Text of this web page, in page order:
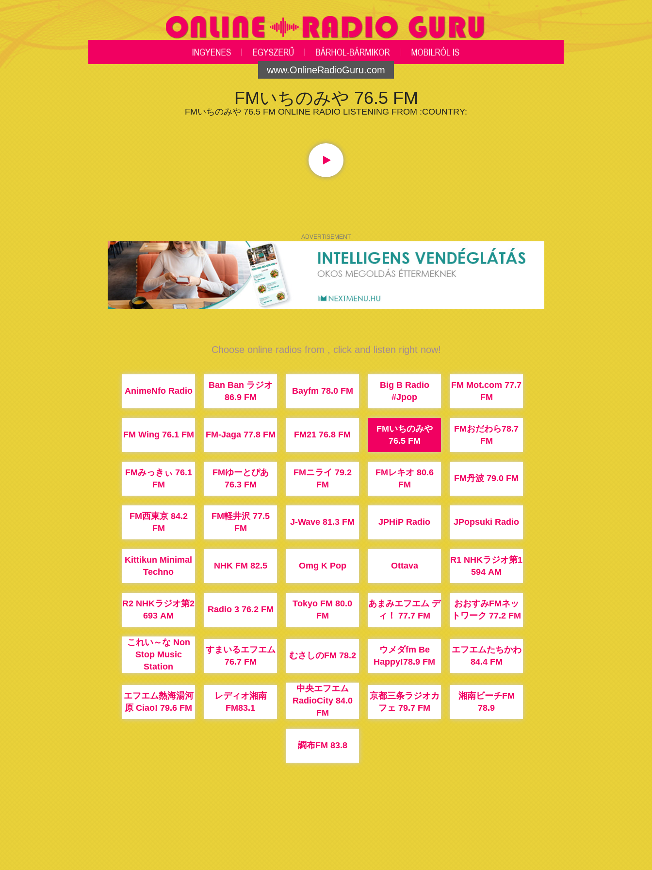
www.OnlineRadioGuru.com
FMいちのみや 76.5 FM
FMいちのみや 76.5 FM ONLINE RADIO LISTENING FROM :COUNTRY:
ADVERTISEMENT
Choose online radios from , click and listen right now!
AnimeNfo Radio
Ban Ban ラジオ
86.9 FM
Bayfm 78.0 FM
Big B Radio
#Jpop
FM Mot.com 77.7
FM
FM Wing 76.1 FM FM-Jaga 77.8 FM FM21 76.8 FM
FMいちのみや
76.5 FM
FMおだわら78.7
FM
FMみっきぃ 76.1
FM
FMゆーとぴあ
76.3 FM
FMニライ 79.2
FM
FMレキオ 80.6
FM
FM丹波 79.0 FM
FM西東京 84.2
FM
FM軽井沢 77.5
FM
J-Wave 81.3 FM JPHiP Radio JPopsuki Radio
Kittikun Minimal
Techno
NHK FM 82.5 Omg K Pop Ottava
R1 NHKラジオ第1
594 AM
R2 NHKラジオ第2
693 AM
Radio 3 76.2 FM
Tokyo FM 80.0
FM
あまみエフエム デ
ィ！ 77.7 FM
おおすみFMネッ
トワーク 77.2 FM
これい～な Non
Stop Music
Station
すまいるエフエム
76.7 FM
むさしのFM 78.2
ウメダfm Be
Happy!78.9 FM
エフエムたちかわ
84.4 FM
エフエム熱海湯河
原 Ciao! 79.6 FM
レディオ湘南
FM83.1
中央エフエム
RadioCity 84.0
FM
京都三条ラジオカ
フェ 79.7 FM
湘南ビーチFM
78.9
調布FM 83.8